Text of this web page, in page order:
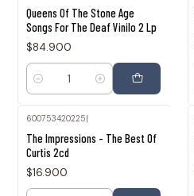
Queens Of The Stone Age
Songs For The Deaf Vinilo 2 Lp
$84.900
Cantidad
600753420225|
The Impressions - The Best Of
Curtis 2cd
$16.900